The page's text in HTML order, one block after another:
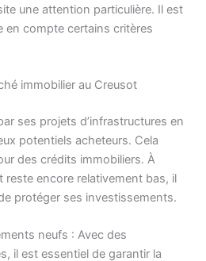
une attention particulière. Il est
en compte certains critères
immobilier au Creusot
ses projets d’infrastructures en
potentiels acheteurs. Cela
des crédits immobiliers. À
reste encore relativement bas, il
protéger ses investissements.
neufs : Avec des
il est essentiel de garantir la